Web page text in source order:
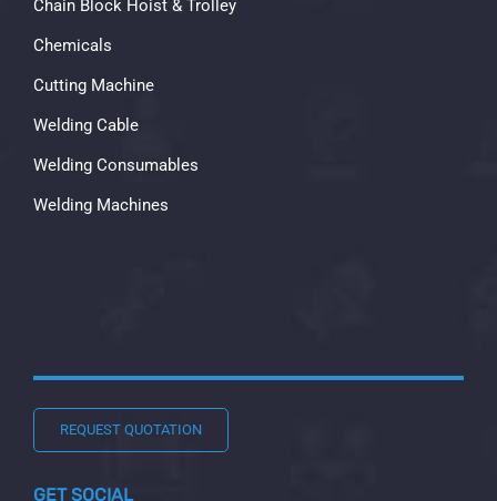
Chain Block Hoist & Trolley
Chemicals
Cutting Machine
Welding Cable
Welding Consumables
Welding Machines
REQUEST QUOTATION
GET SOCIAL